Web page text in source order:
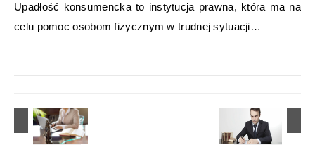
Upadłość konsumencka to instytucja prawna, która ma na
celu pomoc osobom fizycznym w trudnej sytuacji…